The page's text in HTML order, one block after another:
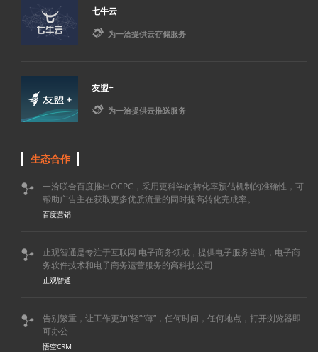
七牛云
 为一洽提供云存储服务
友盟+
 为一洽提供云推送服务
生态合作

一洽联合百度推出OCPC，采用更科学的转化率预估机制的准确性，可
帮助广告主在获取更多优质流量的同时提高转化完成率。
百度营销

止观智通是专注于互联网 电子商务领域，提供电子服务咨询，电子商
务软件技术和电子商务运营服务的高科技公司
止观智通

告别繁重，让工作更加“轻”“薄”，任何时间，任何地点，打开浏览器即
可办公
悟空CRM